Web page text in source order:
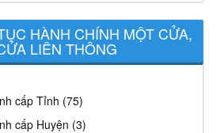
HÀNH CHÍNH MỘT CỬA,
LIÊN THÔNG
cấp Tỉnh (75)
cấp Huyện (3)